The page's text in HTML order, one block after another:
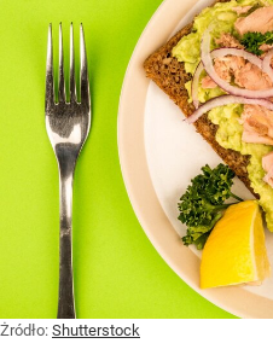
Żródło: Shutterstock